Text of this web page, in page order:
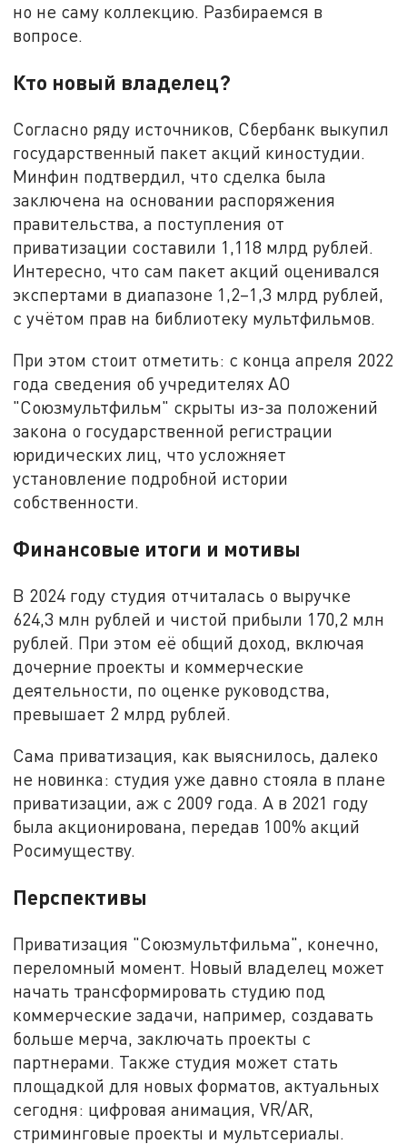
но не саму коллекцию. Разбираемся в
вопросе.
Кто новый владелец?
Согласно ряду источников, Сбербанк выкупил
государственный пакет акций киностудии.
Минфин подтвердил, что сделка была
заключена на основании распоряжения
правительства, а поступления от
приватизации составили 1,118 млрд рублей.
Интересно, что сам пакет акций оценивался
экспертами в диапазоне 1,2–1,3 млрд рублей,
с учётом прав на библиотеку мультфильмов.
При этом стоит отметить: с конца апреля 2022
года сведения об учредителях АО
"Союзмультфильм" скрыты из-за положений
закона о государственной регистрации
юридических лиц, что усложняет
установление подробной истории
собственности.
Финансовые итоги и мотивы
В 2024 году студия отчиталась о выручке
624,3 млн рублей и чистой прибыли 170,2 млн
рублей. При этом её общий доход, включая
дочерние проекты и коммерческие
деятельности, по оценке руководства,
превышает 2 млрд рублей.
Сама приватизация, как выяснилось, далеко
не новинка: студия уже давно стояла в плане
приватизации, аж с 2009 года. А в 2021 году
была акционирована, передав 100% акций
Росимуществу.
Перспективы
Приватизация "Союзмультфильма", конечно,
переломный момент. Новый владелец может
начать трансформировать студию под
коммерческие задачи, например, создавать
больше мерча, заключать проекты с
партнерами. Также студия может стать
площадкой для новых форматов, актуальных
сегодня: цифровая анимация, VR/AR,
стриминговые проекты и мультсериалы.